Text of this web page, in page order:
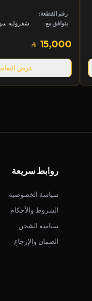
رقم القطعة:
يتوافق مع:
15,000
عرض
روابط سريعة
سياسة الخصوصية
الشروط والأحكام
سياسة الشحن
الضمان والإرجاع